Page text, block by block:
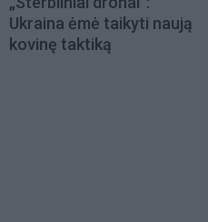
Ukraina ėmė taikyti naują
kovinę taktiką